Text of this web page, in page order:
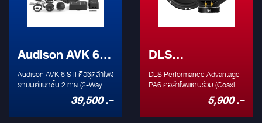
Audison AVK 6 S
II: ชุดลำโพงแยก
ชิ้น 2 ทาง ระดับ
Hi-Res Audio
Audison AVK 6 S II คือชุดลำโพง
รถยนต์แยกชิ้น 2 ทาง (2-Way
Component) ที่ได้รับการรับรอง
Hi-Res Audio โดดเด่นด้วยทวีต
เตอร์ Tetolon ที่ตอบสนอง
39,500 .-
DLS
Performance
PA6 ลำโพง 6.5"
DLS Performance Advantage
PA6 คือลำโพงแกนร่วม (Coaxial
Speaker) ขนาด 6.5 นิ้ว ระดับเริ่ม
ต้นที่ให้คุณภาพเสียงที่น่าประทับ
ใจและความทนทานตามแบบฉบับ
5,900 .-